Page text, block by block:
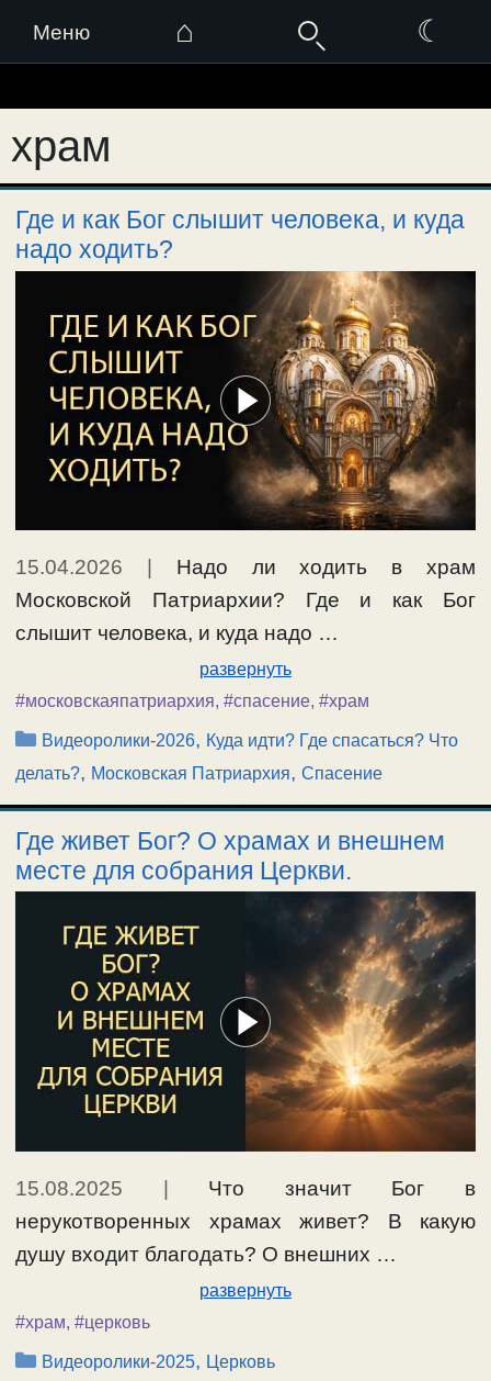
Меню ⌂ ☾
к
содержимому
храм
Где и как Бог слышит человека, и куда
надо ходить?
15.04.2026 | Надо ли ходить в храм
Московской Патриархии? Где и как Бог
слышит человека, и куда надо …
развернуть
#московскаяпатриархия, #спасение, #храм
Рубрики
Видеоролики-2026, Куда идти? Где спасаться? Что
делать?, Московская Патриархия, Спасение
Где живет Бог? О храмах и внешнем
месте для собрания Церкви.
15.08.2025 | Что значит Бог в
нерукотворенных храмах живет? В какую
душу входит благодать? О внешних …
развернуть
#храм, #церковь
Рубрики
Видеоролики-2025, Церковь